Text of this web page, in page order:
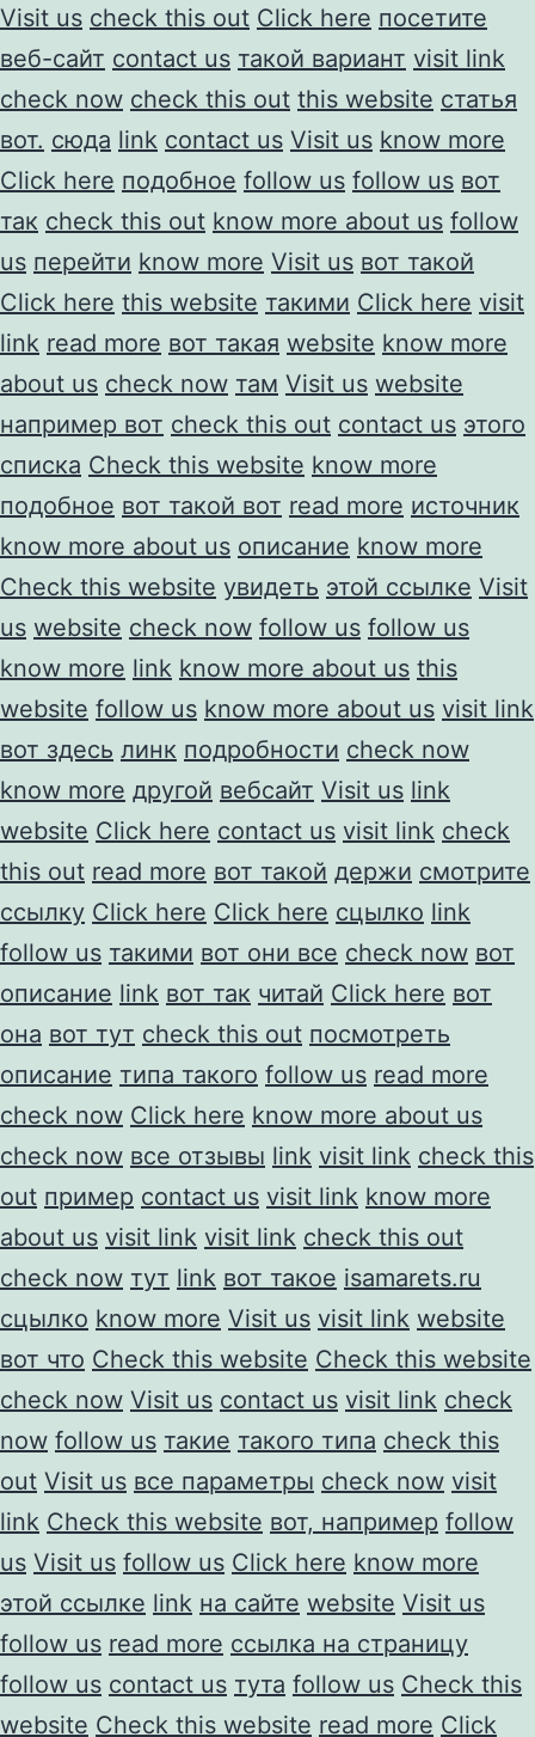
Visit us check this out Click here посетите
веб-сайт contact us такой вариант visit link
check now check this out this website статья
вот. сюда link contact us Visit us know more
Click here подобное follow us follow us вот
так check this out know more about us follow
us перейти know more Visit us вот такой
Click here this website такими Click here visit
link read more вот такая website know more
about us check now там Visit us website
например вот check this out contact us этого
списка Check this website know more
подобное вот такой вот read more источник
know more about us описание know more
Check this website увидеть этой ссылке Visit
us website check now follow us follow us
know more link know more about us this
website follow us know more about us visit link
вот здесь линк подробности check now
know more другой вебсайт Visit us link
website Click here contact us visit link check
this out read more вот такой держи смотрите
ссылку Click here Click here сцылко link
follow us такими вот они все check now вот
описание link вот так читай Click here вот
она вот тут check this out посмотреть
описание типа такого follow us read more
check now Click here know more about us
check now все отзывы link visit link check this
out пример contact us visit link know more
about us visit link visit link check this out
check now тут link вот такое isamarets.ru
сцылко know more Visit us visit link website
вот что Check this website Check this website
check now Visit us contact us visit link check
now follow us такие такого типа check this
out Visit us все параметры check now visit
link Check this website вот, например follow
us Visit us follow us Click here know more
этой ссылке link на сайте website Visit us
follow us read more ссылка на страницу
follow us contact us тута follow us Check this
website Check this website read more Click